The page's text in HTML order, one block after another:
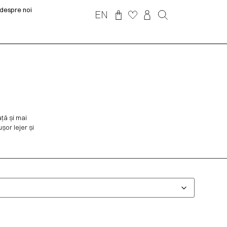
despre noi
EN
și mai
lejer și